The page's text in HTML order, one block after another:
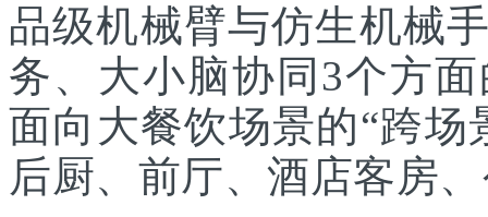
品级机械臂与仿生机械
务、大小脑协同3个方
面向大餐饮场景的“跨
后厨、前厅、酒店客房